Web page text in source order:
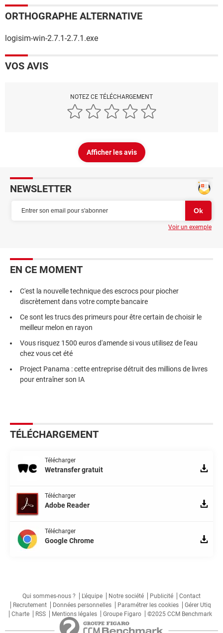
ORTHOGRAPHE ALTERNATIVE
logisim-win-2.7.1-2.7.1.exe
VOS AVIS
NOTEZ CE TÉLÉCHARGEMENT
Afficher les avis
NEWSLETTER
Voir un exemple
EN CE MOMENT
C'est la nouvelle technique des escrocs pour piocher
discrètement dans votre compte bancaire
Ce sont les trucs des primeurs pour être certain de choisir le
meilleur melon en rayon
Vous risquez 1500 euros d'amende si vous utilisez de l'eau
chez vous cet été
Project Panama : cette entreprise détruit des millions de livres
pour entraîner son IA
TÉLÉCHARGEMENT
Télécharger
Wetransfer gratuit
Télécharger
Adobe Reader
Télécharger
Google Chrome
Qui sommes-nous ? L'équipe Notre société Publicité
Contact
Recrutement
Données personnelles Paramétrer les cookies
Gérer Utiq
Charte
RSS Mentions légales Groupe Figaro ©2025 CCM Benchmark